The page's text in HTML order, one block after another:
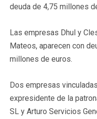
deuda de 4,75 millones
Las empresas Dhul y
Mateos, aparecen con
millones de euros.
Dos empresas
expresidente de la
SL y Arturo Servicios